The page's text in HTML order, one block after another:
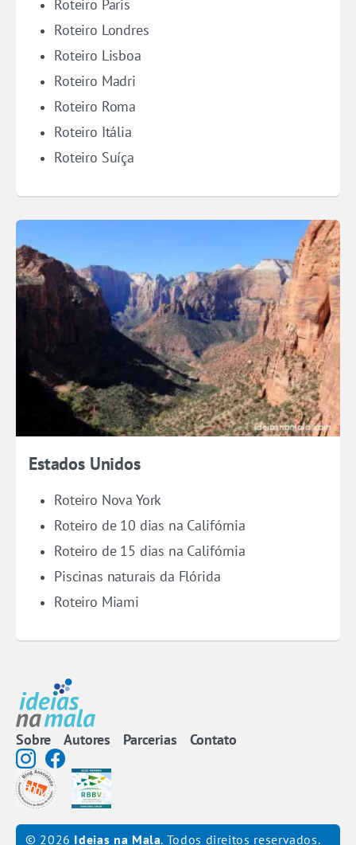
Roteiro Paris
Roteiro Londres
Roteiro Lisboa
Roteiro Madri
Roteiro Roma
Roteiro Itália
Roteiro Suíça
Estados Unidos
Roteiro Nova York
Roteiro de 10 dias na Califórnia
Roteiro de 15 dias na Califórnia
Piscinas naturais da Flórida
Roteiro Miami
Sobre Autores Parcerias Contato
© 2026 Ideias na Mala. Todos direitos reservados.